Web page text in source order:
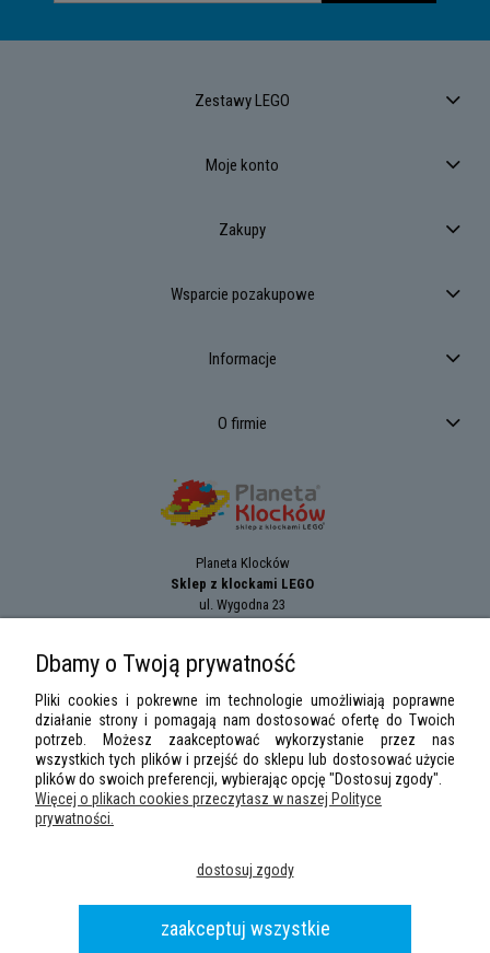
Zestawy LEGO
Moje konto
Zakupy
Wsparcie pozakupowe
Informacje
O firmie
Planeta Klocków
Sklep z klockami LEGO
ul. Wygodna 23
e-mail:sklep@planetaklockow.pl
,LEGO Ninjago,Minifigures, Harry Potter
2026
Dbamy o Twoją prywatność
Pliki cookies i pokrewne im technologie umożliwiają poprawne
działanie strony i pomagają nam dostosować ofertę do Twoich
potrzeb. Możesz zaakceptować wykorzystanie przez nas
wszystkich tych plików i przejść do sklepu lub dostosować użycie
plików do swoich preferencji, wybierając opcję "Dostosuj zgody".
Więcej o plikach cookies przeczytasz w naszej Polityce
prywatności.
dostosuj zgody
zaakceptuj wszystkie